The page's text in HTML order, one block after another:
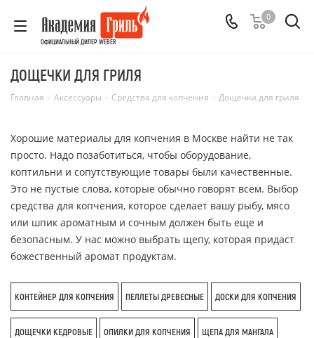
ОФИЦИАЛЬНЫЙ ДИЛЕР WEBER
0
ДОЩЕЧКИ ДЛЯ ГРИЛЯ
Главная - Аксессуары - Средства для копчения - Дощечки для гриля
Хорошие материалы для копчения в Москве найти не так
просто. Надо позаботиться, чтобы оборудование,
коптильни и сопутствующие товары были качественные.
Это не пустые слова, которые обычно говорят всем. Выбор
средства для копчения, которое сделает вашу рыбу, мясо
или шпик ароматным и сочным должен быть еще и
безопасным. У нас можно выбрать щепу, которая придаст
божественный аромат продуктам.
КОНТЕЙНЕР ДЛЯ КОПЧЕНИЯ ПЕЛЛЕТЫ ДРЕВЕСНЫЕ ДОСКИ ДЛЯ КОПЧЕНИЯ
ДОЩЕЧКИ КЕДРОВЫЕ ОПИЛКИ ДЛЯ КОПЧЕНИЯ ЩЕПА ДЛЯ МАНГАЛА